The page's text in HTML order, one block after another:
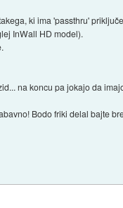
ki ima 'passthru'
InWall HD model).
na koncu pa jokajo da
Bodo friki delal bajte